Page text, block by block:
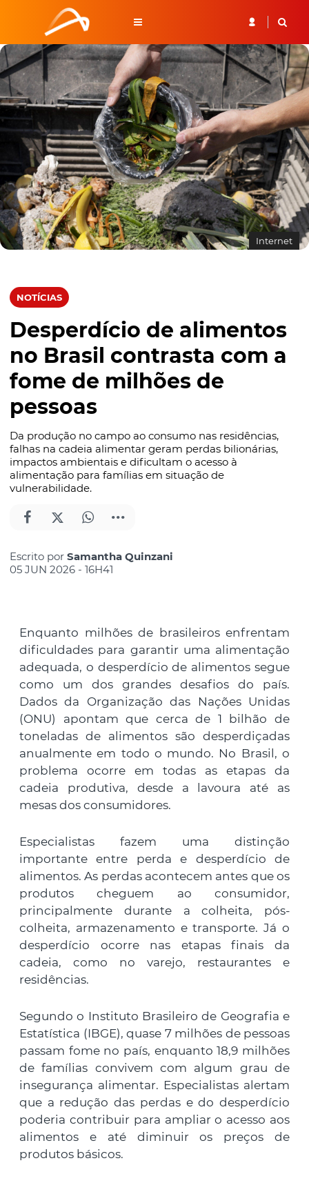
Internet
NOTÍCIAS
Desperdício de alimentos
no Brasil contrasta com a
fome de milhões de
pessoas
Da produção no campo ao consumo nas residências,
falhas na cadeia alimentar geram perdas bilionárias,
impactos ambientais e dificultam o acesso à
alimentação para famílias em situação de
vulnerabilidade.
Escrito por Samantha Quinzani
05 JUN 2026 - 16H41
Enquanto milhões de brasileiros enfrentam
dificuldades para garantir uma alimentação
adequada, o desperdício de alimentos segue
como um dos grandes desafios do país.
Dados da Organização das Nações Unidas
(ONU) apontam que cerca de 1 bilhão de
toneladas de alimentos são desperdiçadas
anualmente em todo o mundo. No Brasil, o
problema ocorre em todas as etapas da
cadeia produtiva, desde a lavoura até as
mesas dos consumidores.
Especialistas fazem uma distinção
importante entre perda e desperdício de
alimentos. As perdas acontecem antes que os
produtos cheguem ao consumidor,
principalmente durante a colheita, pós-
colheita, armazenamento e transporte. Já o
desperdício ocorre nas etapas finais da
cadeia, como no varejo, restaurantes e
residências.
Segundo o Instituto Brasileiro de Geografia e
Estatística (IBGE), quase 7 milhões de pessoas
passam fome no país, enquanto 18,9 milhões
de famílias convivem com algum grau de
insegurança alimentar. Especialistas alertam
que a redução das perdas e do desperdício
poderia contribuir para ampliar o acesso aos
alimentos e até diminuir os preços de
produtos básicos.